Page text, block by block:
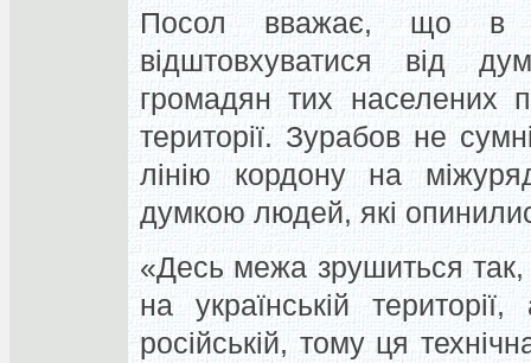
Посол вважає, що в
відштовхуватися від
громадян тих населених
території. Зурабов не
лінію кордону на
думкою людей, які
«Десь межа зрушиться
на українській
російській, тому ця